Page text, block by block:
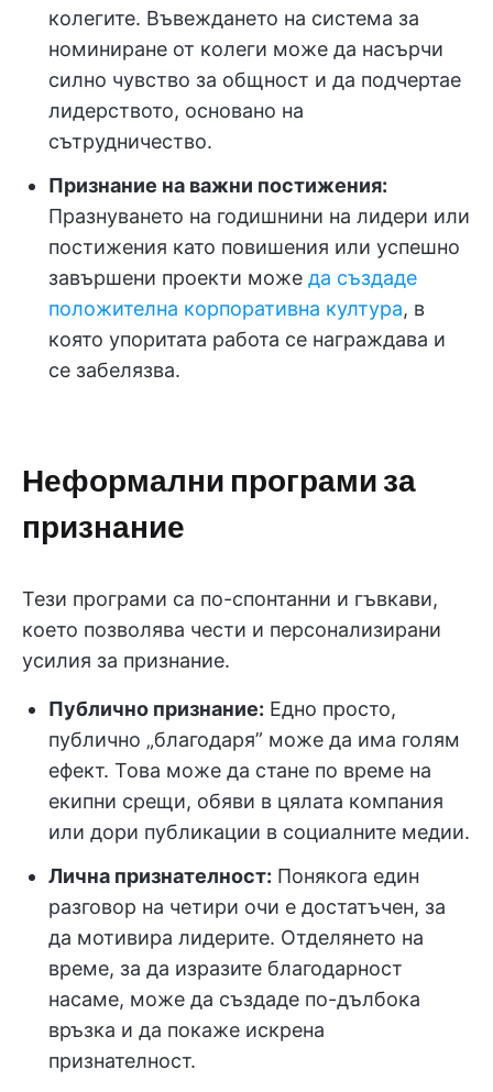
колегите. Въвеждането на система за
номиниране от колеги може да насърчи
силно чувство за общност и да подчертае
лидерството, основано на
сътрудничество.
Признание на важни постижения:
Празнуването на годишнини на лидери или
постижения като повишения или успешно
завършени проекти може да създаде
положителна корпоративна култура, в
която упоритата работа се награждава и
се забелязва.
Неформални програми за
признание
Тези програми са по-спонтанни и гъвкави,
което позволява чести и персонализирани
усилия за признание.
Публично признание: Едно просто,
публично „благодаря” може да има голям
ефект. Това може да стане по време на
екипни срещи, обяви в цялата компания
или дори публикации в социалните медии.
Лична признателност: Понякога един
разговор на четири очи е достатъчен, за
да мотивира лидерите. Отделянето на
време, за да изразите благодарност
насаме, може да създаде по-дълбока
връзка и да покаже искрена
признателност.